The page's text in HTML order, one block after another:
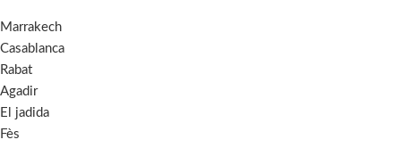
Marrakech
Casablanca
Rabat
Agadir
El jadida
Fès